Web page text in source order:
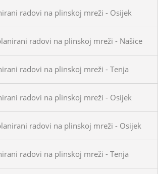
radovi na plinskoj mreži - Osijek
radovi na plinskoj mreži - Našice
radovi na plinskoj mreži - Tenja
radovi na plinskoj mreži - Osijek
radovi na plinskoj mreži - Osijek
radovi na plinskoj mreži - Tenja